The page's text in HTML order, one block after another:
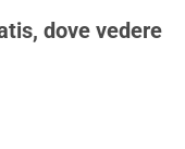
dove vedere